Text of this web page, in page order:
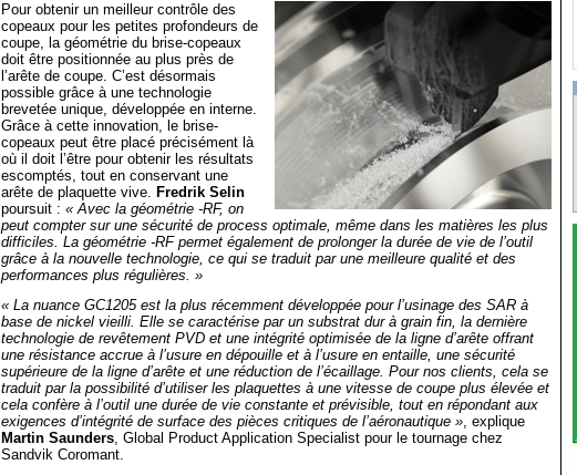
Pour obtenir un meilleur contrôle des
copeaux pour les petites profondeurs de
coupe, la géométrie du brise-copeaux
doit être positionnée au plus près de
l’arête de coupe. C’est désormais
possible grâce à une technologie
brevetée unique, développée en interne.
Grâce à cette innovation, le brise-
copeaux peut être placé précisément là
où il doit l’être pour obtenir les résultats
escomptés, tout en conservant une
arête de plaquette vive. Fredrik Selin
poursuit : « Avec la géométrie -RF, on
peut compter sur une sécurité de process optimale, même dans les matières les plus
difficiles. La géométrie -RF permet également de prolonger la durée de vie de l’outil
grâce à la nouvelle technologie, ce qui se traduit par une meilleure qualité et des
performances plus régulières. »
« La nuance GC1205 est la plus récemment développée pour l’usinage des SAR à
base de nickel vieilli. Elle se caractérise par un substrat dur à grain fin, la dernière
technologie de revêtement PVD et une intégrité optimisée de la ligne d’arête offrant
une résistance accrue à l’usure en dépouille et à l’usure en entaille, une sécurité
supérieure de la ligne d’arête et une réduction de l’écaillage. Pour nos clients, cela se
traduit par la possibilité d’utiliser les plaquettes à une vitesse de coupe plus élevée et
cela confère à l’outil une durée de vie constante et prévisible, tout en répondant aux
exigences d’intégrité de surface des pièces critiques de l’aéronautique », explique
Martin Saunders, Global Product Application Specialist pour le tournage chez
Sandvik Coromant.